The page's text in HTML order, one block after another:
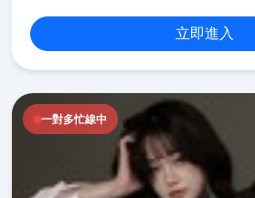
立即進入
一對多忙線中